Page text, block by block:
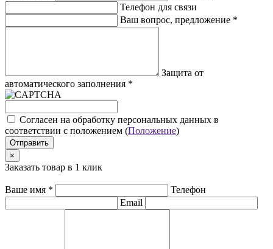
Телефон для связи
Ваш вопрос, предложение *
Защита от
автоматического заполнения *
Cогласен на обработку персональных данных в
соответствии с положением (Положение)
Отправить
×
Заказать товар в 1 клик
Ваше имя *
Телефон
Email